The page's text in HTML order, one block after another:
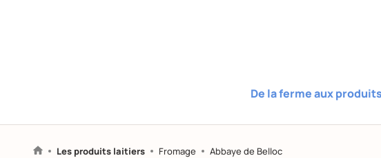
De la ferme aux produits
Les produits laitiers Fromage Abbaye de Belloc